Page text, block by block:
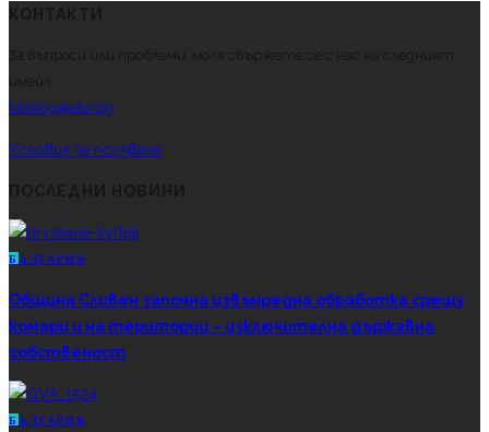
За въпроси или проблеми, моля свържете се с нас на следният
имейл.
kibikbg@abv.bg
Условия за ползване
Б ЪЛГАРИЯ
Община Сливен започна извънредна обработка срещу
комари и на територии – изключителна държавна
собственост
Б ЪЛГАРИЯ